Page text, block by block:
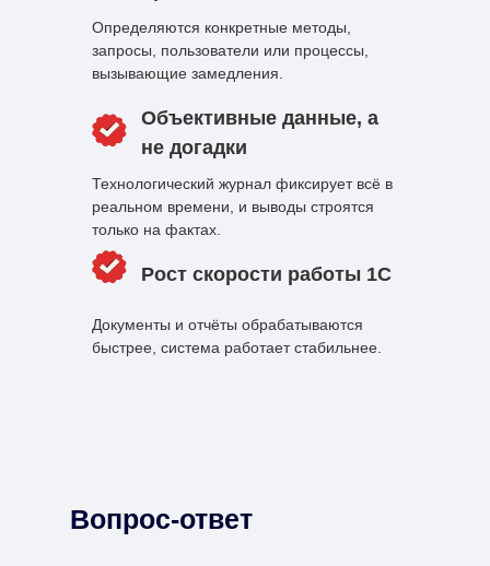
Определяются конкретные методы,
запросы, пользователи или процессы,
вызывающие замедления.
Объективные данные, а
не догадки
Технологический журнал фиксирует всё в
реальном времени, и выводы строятся
только на фактах.
Рост скорости работы 1С
Документы и отчёты обрабатываются
быстрее, система работает стабильнее.
Вопрос-ответ